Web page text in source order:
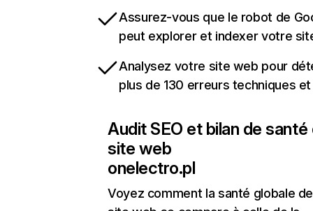
Assurez-vous que le robot de
peut explorer et indexer votre
Analysez votre site web pour
plus de 130 erreurs techniques et
Audit SEO et bilan de santé
site web
onelectro.pl
Voyez comment la santé globale